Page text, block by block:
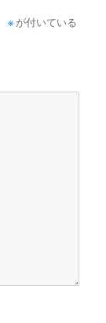
※ が付いている